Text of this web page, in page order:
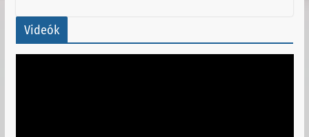
Videók